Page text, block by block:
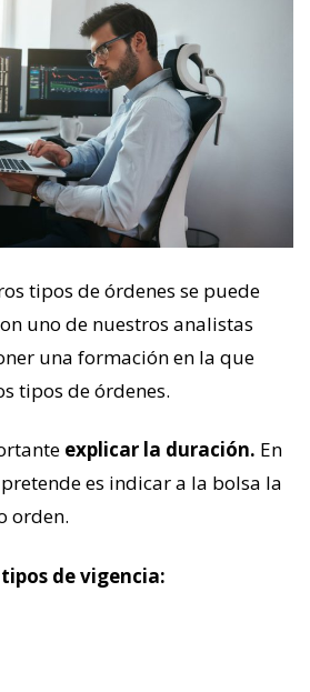
tipos de órdenes se puede
uno de nuestros analistas
una formación en la que
tipos de órdenes.
explicar la duración. En
es indicar a la bolsa la
orden.
de vigencia: